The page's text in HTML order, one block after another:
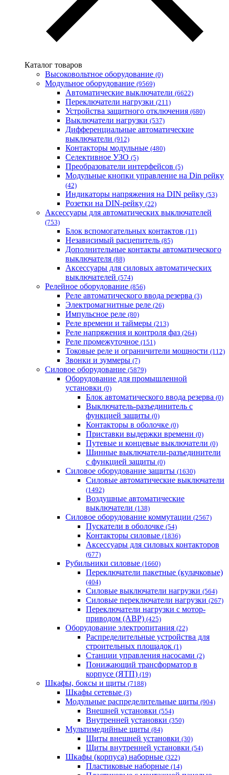
Запорожский завод цветных металлов (ЗЗЦМ)
Каблекс Одесса
Мегомметр (Украина)
Промфактор
Термофит
Укрэнерго-Альянс (Украина)
Каталог товаров
Высоковольтное оборудование (0)
Модульное оборудование (9569)
Автоматические выключатели (6622)
Переключатели нагрузки (211)
Устройства защитного отключения (680)
Выключатели нагрузки (537)
Дифференциальные автоматические
выключатели (912)
Контакторы модульные (480)
Селективное УЗО (5)
Преобразователи интерфейсов (5)
Модульные кнопки управление на Din рейку
(42)
Индикаторы напряжения на DIN рейку (53)
Розетки на DIN-рейку (22)
Аксессуары для автоматических выключателей
(753)
Блок вспомогательных контактов (11)
Независимый расцепитель (85)
Дополнительные контакты автоматического
выключателя (88)
Аксессуары для силовых автоматических
выключателей (574)
Релейное оборудование (856)
Реле автоматического ввода резерва (3)
Электромагнитные реле (26)
Импульсное реле (80)
Реле времени и таймеры (213)
Реле напряжения и контроля фаз (264)
Реле промежуточное (151)
Токовые реле и ограничители мощности (112)
Звонки и зуммеры (7)
Силовое оборудование (5879)
Оборудование для промышленной
установки (0)
Блок автоматического ввода резерва (0)
Выключатель-разъединитель с
функцией защиты (0)
Контакторы в оболочке (0)
Приставки выдержки времени (0)
Путевые и концевые выключатели (0)
Шинные выключатели-разъединители
с функцией защиты (0)
Силовое оборудование защиты (1630)
Силовые автоматические выключатели
(1492)
Воздушные автоматические
выключатели (138)
Силовое оборудование коммутации (2567)
Пускатели в оболочке (54)
Контакторы силовые (1836)
Аксессуары для силовых контакторов
(677)
Рубильники силовые (1660)
Переключатели пакетные (кулачковые)
(404)
Силовые выключатели нагрузки (564)
Cиловые переключатели нагрузки (267)
Переключатели нагрузки с мотор-
приводом (АВР) (425)
Оборудование электропитания (22)
Распределительные устройства для
строительных площадок (1)
Станции управления насосами (2)
Понижающий трансформатор в
корпусе (ЯТП) (19)
Шкафы, боксы и щиты (7188)
Шкафы сетевые (3)
Модульные распределительные щиты (904)
Внешней установки (554)
Внутренней установки (350)
Мультимедийные щиты (84)
Щиты внешней установки (30)
Щиты внутренней установки (54)
Шкафы (корпуса) наборные (322)
Пластиковые наборные (14)